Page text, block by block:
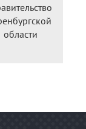
Правительство
Оренбургской
области